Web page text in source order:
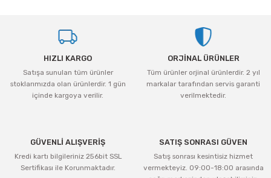
Ürün resmi kalitesiz, bozuk veya görüntülenemiyor.
Ürün açıklamasında eksik bilgiler bulunuyor.
Ürün bilgilerinde hatalar bulunuyor.
Ürün fiyatı diğer sitelerden daha pahalı.
HIZLI KARGO
Satışa sunulan tüm ürünler
stoklarımızda olan ürünlerdir. 1 gün
içinde kargoya verilir.
ORJİNAL ÜRÜNLER
Tüm ürünler orjinal ürünlerdir. 2 yıl
markalar tarafından servis garanti
verilmektedir.
GÜVENLİ ALIŞVERİŞ
Kredi kartı bilgileriniz 256bit SSL
Sertifikası ile Korunmaktadır.
SATIŞ SONRASI GÜVEN
Satış sonrası kesintisiz hizmet
vermekteyiz. 09:00-18:00 arasında